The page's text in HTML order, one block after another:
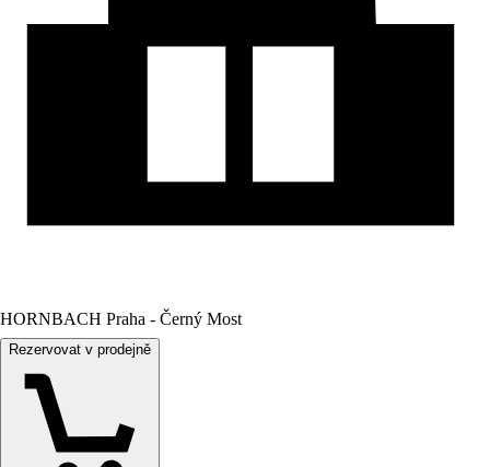
HORNBACH Praha - Černý Most
Rezervovat v prodejně